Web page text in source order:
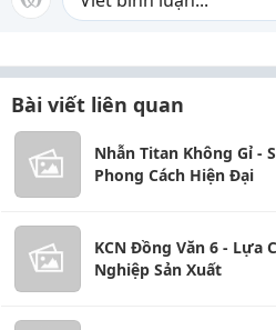
Bài viết liên quan
Nhẫn Titan Không Gỉ -
Phong Cách Hiện Đại
KCN Đồng Văn 6 - Lựa
Nghiệp Sản Xuất